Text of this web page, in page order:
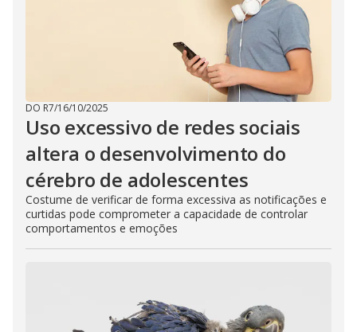
DO R7/16/10/2025
Uso excessivo de redes sociais
altera o desenvolvimento do
cérebro de adolescentes
Costume de verificar de forma excessiva as notificações e
curtidas pode comprometer a capacidade de controlar
comportamentos e emoções